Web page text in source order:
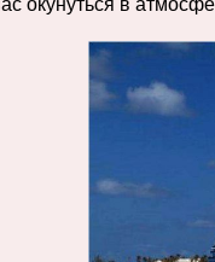
окунуться в